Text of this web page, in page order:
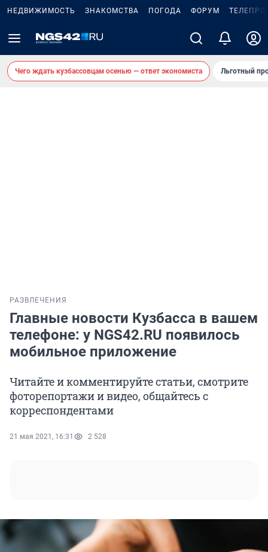
НЕДВИЖИМОСТЬ ЗНАКОМСТВА ПОГОДА ФОРУМ
Чего ждать кузбассовцам осенью — ответ экономиста Льготный
РАЗВЛЕЧЕНИЯ
Главные новости Кузбасса в вашем
телефоне: у NGS42.RU появилось
мобильное приложение
Читайте и комментируйте статьи, смотрите
фоторепортажи и видео, общайтесь с
корреспондентами
21 мая 2021, 16:31 2 528